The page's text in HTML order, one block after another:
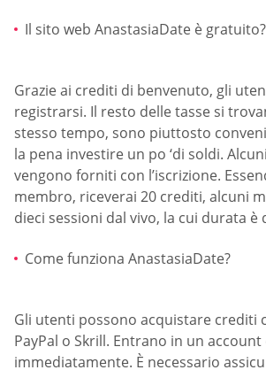
Il sito web AnastasiaDate è gratuito?
Grazie ai crediti di benvenuto, gli
registrarsi. Il resto delle tasse si
stesso tempo, sono piuttosto
la pena investire un po ‘di soldi.
vengono forniti con l’iscrizione.
membro, riceverai 20 crediti, alcuni
dieci sessioni dal vivo, la cui durata
Come funziona AnastasiaDate?
Gli utenti possono acquistare crediti
PayPal o Skrill. Entrano in un account
immediatamente. È necessario